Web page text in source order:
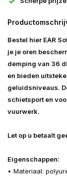
Bestel hier EAR
je je oren
demping van 36
en bieden
geluidsniveaus.
schietsport en
vuurwerk.
Let op u betaalt
Eigenschappen:
• Materiaal: